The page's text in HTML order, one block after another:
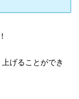
！
げることができ